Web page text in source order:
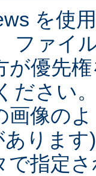
を使
ファイ
が優先
ださい
画像の
りま
で指定